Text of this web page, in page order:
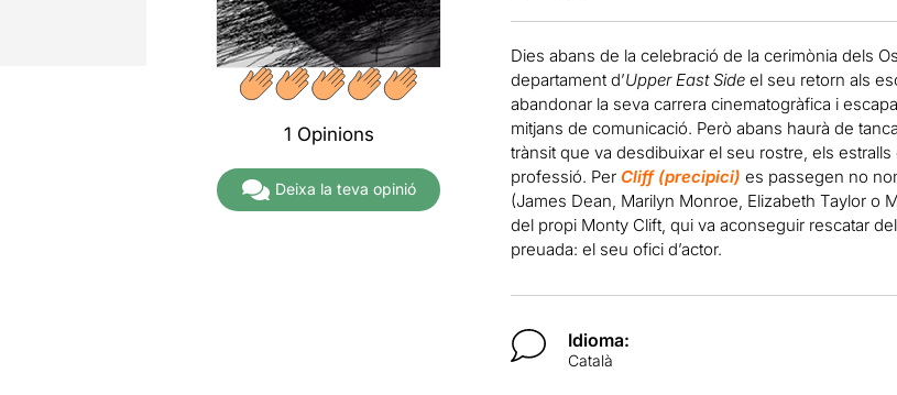
1 Opinions
Deixa la teva opinió
Dies abans de la celebració de la cerimònia dels
departament d’Upper East Side el seu retorn als
abandonar la seva carrera cinematogràfica i
mitjans de comunicació. Però abans haurà de
trànsit que va desdibuixar el seu rostre, els
professió. PerCliff (precipici) es passegen no
(James Dean, Marilyn Monroe, Elizabeth Taylor o
del propi Monty Clift, qui va aconseguir rescatar
preuada: el seu ofici d’actor.
Idioma:
Català